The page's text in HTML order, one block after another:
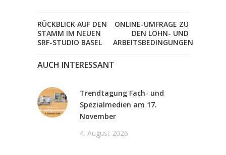
RÜCKBLICK AUF DEN
STAMM IM NEUEN
SRF-STUDIO BASEL
ONLINE-UMFRAGE ZU
DEN LOHN- UND
ARBEITSBEDINGUNGEN
AUCH INTERESSANT
Trendtagung Fach- und
Spezialmedien am 17.
November
4. August 2026